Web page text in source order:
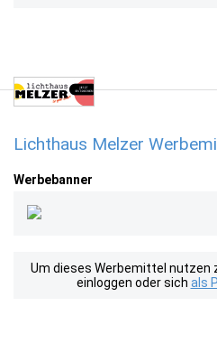
Lichthaus Melzer
Werbebanner
Um dieses Werbemittel nutzen
einloggen oder sich als